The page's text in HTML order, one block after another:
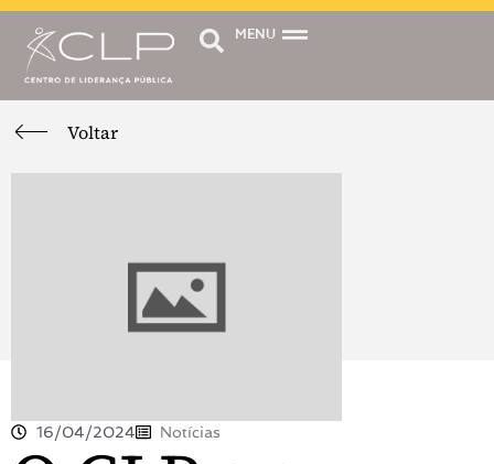
MENU
Voltar
16/04/2024 Notícias